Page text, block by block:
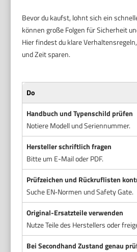
Bevor du kaufst, lohnt sich ein
können große Folgen für Sicherheit
Hier findest du klare
und Zeit sparen.
Do
Handbuch und Typenschild prüfen
Notiere Modell und Seriennummer.
Hersteller schriftlich fragen
Bitte um E-Mail oder PDF.
Prüfzeichen und Rückruflisten
Suche EN‑Normen und Safety Gate.
Original-Ersatzteile verwenden
Nutze Teile des Herstellers oder
Bei Secondhand Zustand genau